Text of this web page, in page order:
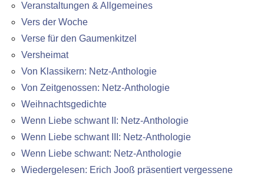
Veranstaltungen & Allgemeines
Vers der Woche
Verse für den Gaumenkitzel
Versheimat
Von Klassikern: Netz-Anthologie
Von Zeitgenossen: Netz-Anthologie
Weihnachtsgedichte
Wenn Liebe schwant II: Netz-Anthologie
Wenn Liebe schwant III: Netz-Anthologie
Wenn Liebe schwant: Netz-Anthologie
Wiedergelesen: Erich Jooß präsentiert vergessene